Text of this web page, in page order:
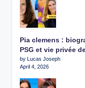
Pia clemens :
PSG et vie privée
by Lucas Joseph
April 4, 2026